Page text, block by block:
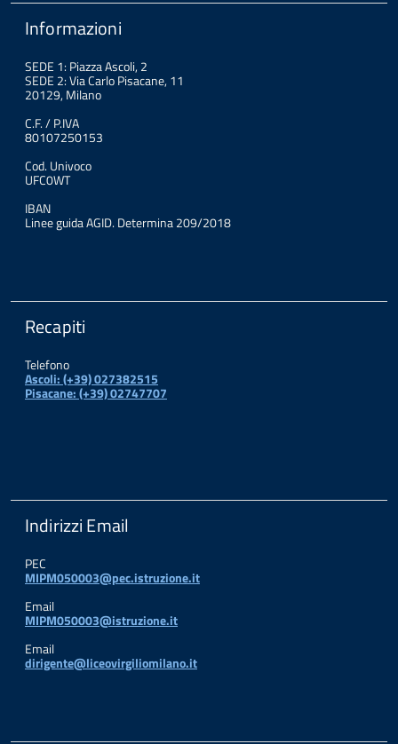
Informazioni
SEDE 1: Piazza Ascoli, 2
SEDE 2: Via Carlo Pisacane, 11
20129, Milano
C.F. / P.IVA
80107250153
Cod. Univoco
UFC0WT
IBAN
Linee guida AGID. Determina 209/2018
Recapiti
Telefono
Ascoli: (+39) 027382515
Pisacane: (+39) 02747707
Indirizzi Email
PEC
MIPM050003@pec.istruzione.it
Email
MIPM050003@istruzione.it
Email
dirigente@liceovirgiliomilano.it